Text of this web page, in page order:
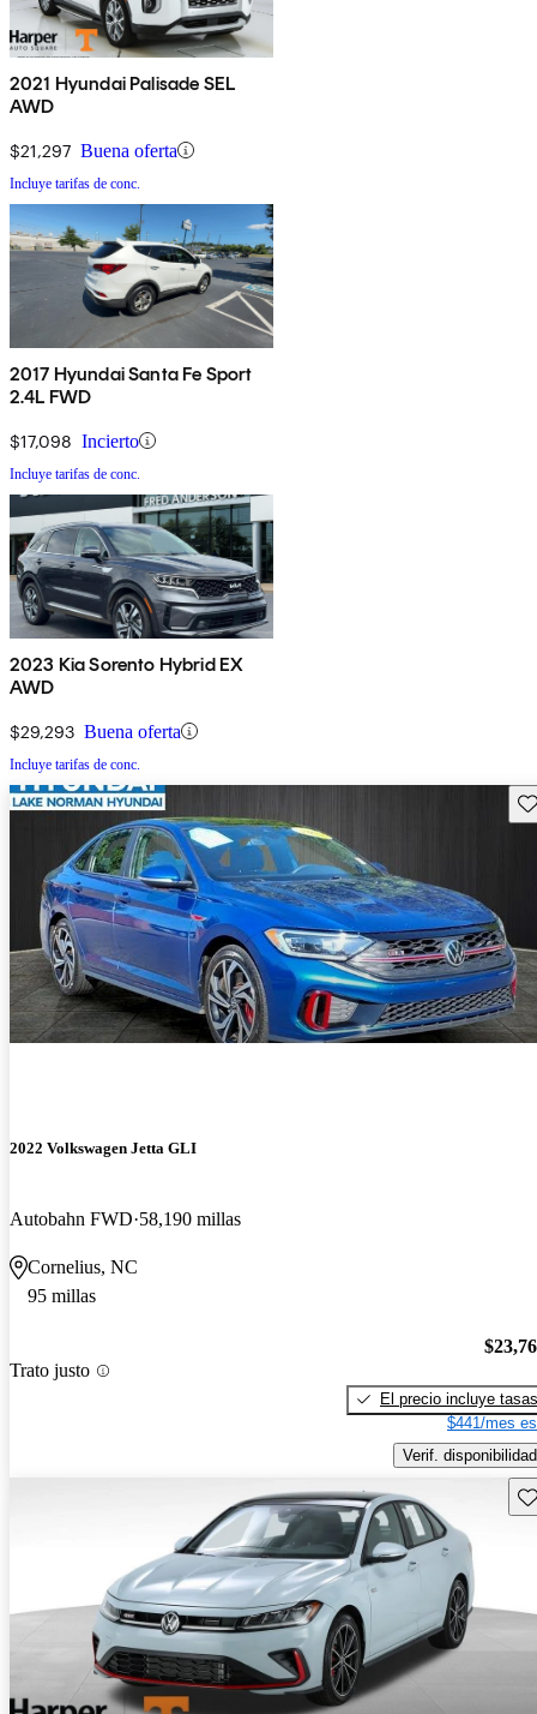
2021 Hyundai Palisade SEL
AWD
$21,297 Buena oferta
Incluye tarifas de conc.
2017 Hyundai Santa Fe Sport
2.4L FWD
$17,098 Incierto
Incluye tarifas de conc.
2023 Kia Sorento Hybrid EX
AWD
$29,293 Buena oferta
Incluye tarifas de conc.
2022 Volkswagen Jetta GLI
Autobahn FWD 58,190 millas
Cornelius, NC
95 millas
Trato justo
El precio incluye tasas
$441/mes
Verif. disponibilidad